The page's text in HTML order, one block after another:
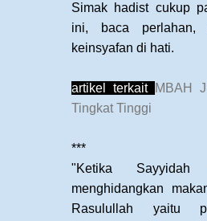
Simak hadist cukup
ini, baca perlahan,
keinsyafan di hati.
artikel terkait MBAH
Tingkat Tinggi
***
"Ketika
menghidangkan
Rasulullah yaitu